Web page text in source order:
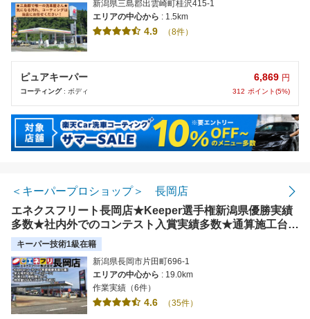
新潟県三島郡出雲崎町桂沢415-1
エリアの中心から : 1.5km
4.9 （8件）
ピュアキーパー
コーティング: ボディ
6,869 円
312 ポイント(5%)
＜キーパープロショップ＞ 長岡店
エネクスフリート長岡店★Keeper選手権新潟県優勝実績
多数★社内外でのコンテスト入賞実績多数★通算施工台数
22,000台超★実績に裏付けされた技術と接客が、皆様の
カーライフを全力でサポートいたします。
キーパー技術1級在籍
新潟県長岡市片田町696-1
エリアの中心から : 19.0km
作業実績（6件）
4.6 （35件）